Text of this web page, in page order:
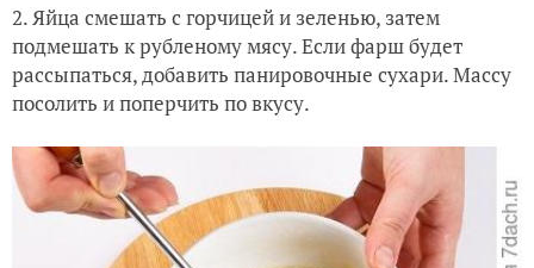
2. Яйца смешать с горчицей и зеленью, затем
подмешать к рубленому мясу. Если фарш будет
рассыпаться, добавить панировочные сухари. Массу
посолить и поперчить по вкусу.